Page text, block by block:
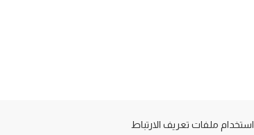
استخدام ملفات تعريف الارتباط